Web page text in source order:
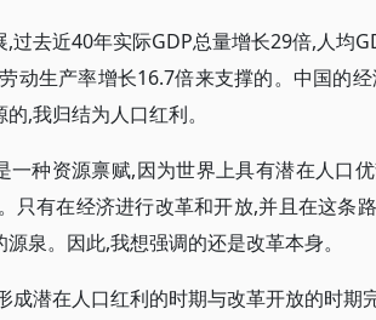
,过去近40年实际GDP总量增长29倍,人均
动生产率增长16.7倍来支撑的。中国的
,我归结为人口红利。
一种资源禀赋,因为世界上具有潜在人口
只有在经济进行改革和开放,并且在这条
泉。因此,我想强调的还是改革本身。
成潜在人口红利的时期与改革开放的时期